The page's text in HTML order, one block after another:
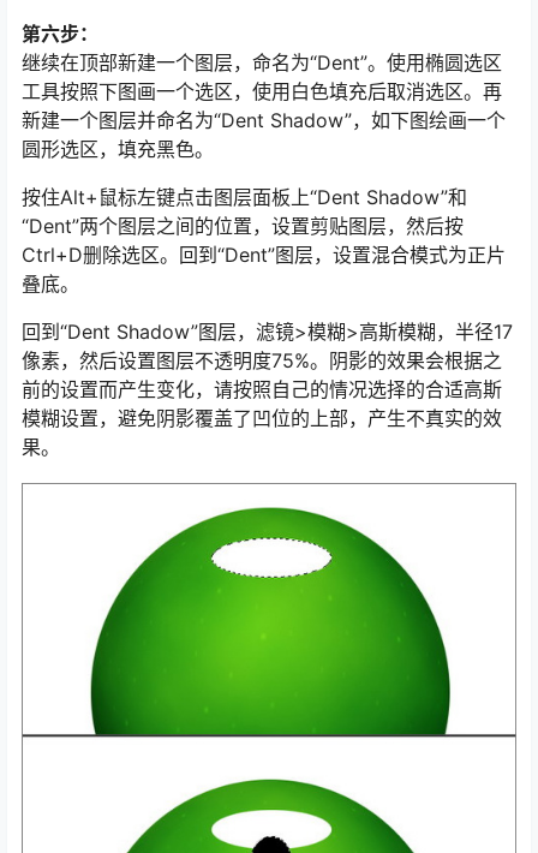
第六步：
继续在顶部新建一个图层，命名为“Dent”。使用椭圆选区
工具按照下图画一个选区，使用白色填充后取消选区。再
新建一个图层并命名为“Dent Shadow”，如下图绘画一个
圆形选区，填充黑色。
按住Alt+鼠标左键点击图层面板上“Dent Shadow”和
“Dent”两个图层之间的位置，设置剪贴图层，然后按
Ctrl+D删除选区。回到“Dent”图层，设置混合模式为正片
叠底。
回到“Dent Shadow”图层，滤镜>模糊>高斯模糊，半径17
像素，然后设置图层不透明度75%。阴影的效果会根据之
前的设置而产生变化，请按照自己的情况选择的合适高斯
模糊设置，避免阴影覆盖了凹位的上部，产生不真实的效
果。